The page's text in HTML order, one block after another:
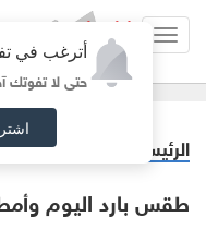
أترغب في
حتى لا تفوتك
الرئيسية خبر وصورة
طقس بارد اليوم